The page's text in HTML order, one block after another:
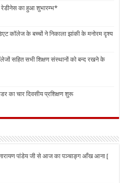
का हुआ शुभारम्भ*
कॉलेज के बच्चों ने निकाला झांकी के मनोरम दृश्य
सहित सभी शिक्षण संस्थानों को बन्द रखने के
का चार दिवसीय प्रशिक्षण शुरू
नारायण पांडेय जी से आज का पञ्चाङ्ग आँख आना [